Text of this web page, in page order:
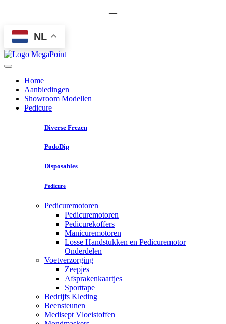
—
NL
Home
Aanbiedingen
Showroom Modellen
Pedicure
Diverse Frezen
PodoDip
Disposables
Pedicure
Pedicuremotoren
Pedicuremotoren
Pedicurekoffers
Manicuremotoren
Losse Handstukken en Pedicuremotor
Onderdelen
Voetverzorging
Zeepjes
Afsprakenkaartjes
Sporttape
Bedrijfs Kleding
Beensteunen
Medisept Vloeistoffen